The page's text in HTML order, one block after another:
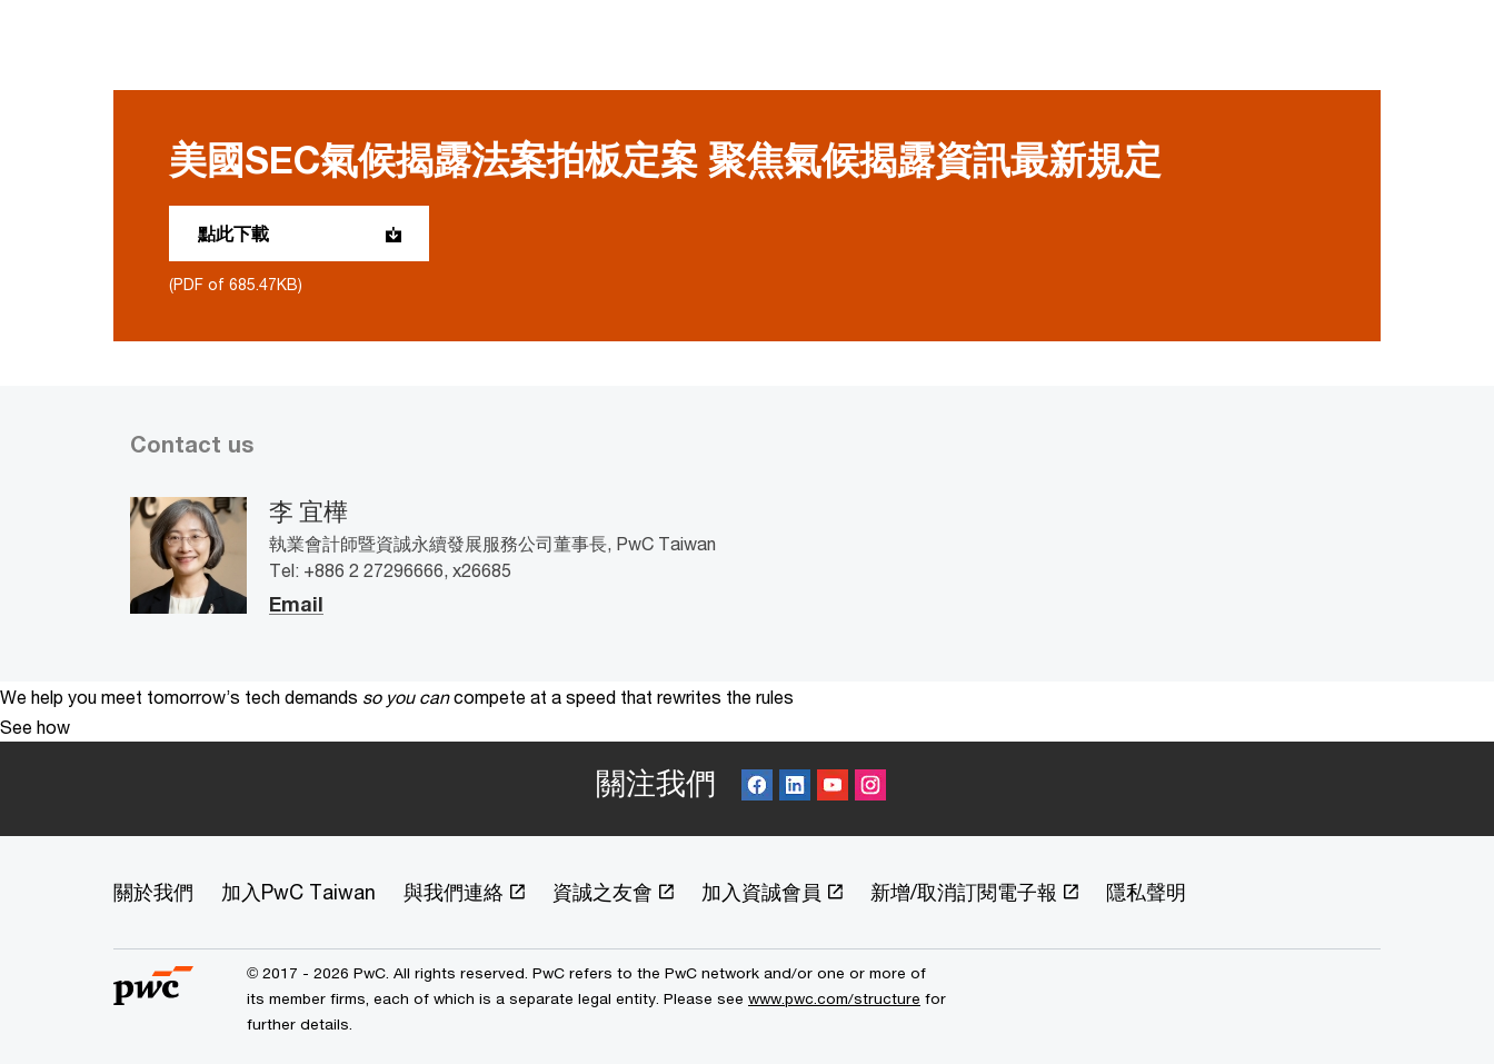
美國SEC氣候揭露法案拍板定案 聚焦氣候揭露資訊最新規定
點此下載
(PDF of 685.47KB)
Contact us
李 宜樺
執業會計師暨資誠永續發展服務公司董事長, PwC Taiwan
Tel: +886 2 27296666, x26685
Email
We help you meet tomorrow’s tech demands so you can compete at a speed that rewrites the rules
See how
關注我們
關於我們 加入PwC Taiwan 與我們連絡 資誠之友會 加入資誠會員 新增/取消訂閱電子報 隱私聲明
© 2017 - 2026 PwC. All rights reserved. PwC refers to the PwC network and/or one or more of
its member firms, each of which is a separate legal entity. Please see www.pwc.com/structure for
further details.